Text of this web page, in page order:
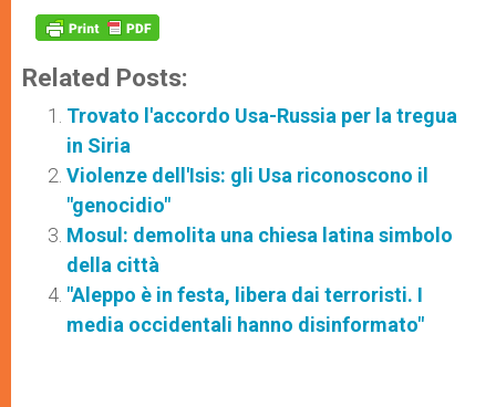
Related Posts:
Trovato l'accordo Usa-Russia per la tregua
in Siria
Violenze dell'Isis: gli Usa riconoscono il
"genocidio"
Mosul: demolita una chiesa latina simbolo
della città
"Aleppo è in festa, libera dai terroristi. I
media occidentali hanno disinformato"